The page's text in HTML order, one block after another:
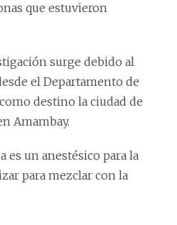
que estuvieron
surge debido al
el Departamento de
destino la ciudad de
Amambay.
es un anestésico para la
para mezclar con la